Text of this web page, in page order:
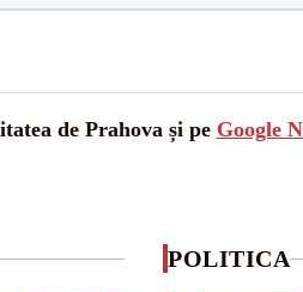
de Prahova și pe Google
POLITICA